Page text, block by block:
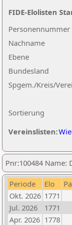
Nachname
Ebene
Sortierung
Personennummer
Bundesland
Spgem./Kreis/
Vereinslisten:
FIDE-Elolisten
Pnr:100484 Name:
Periode Elo
Okt. 2026 1771
Jul. 2026
1771
Apr. 2026 1778